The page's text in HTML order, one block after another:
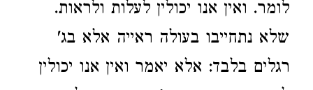
לומר. ואין אנו יכולין לעלות ולראות.
שלא נתחייבו בעולה ראייה אלא בג'
רגלים בלבד: אלא יאמר ואין אנו יכולין